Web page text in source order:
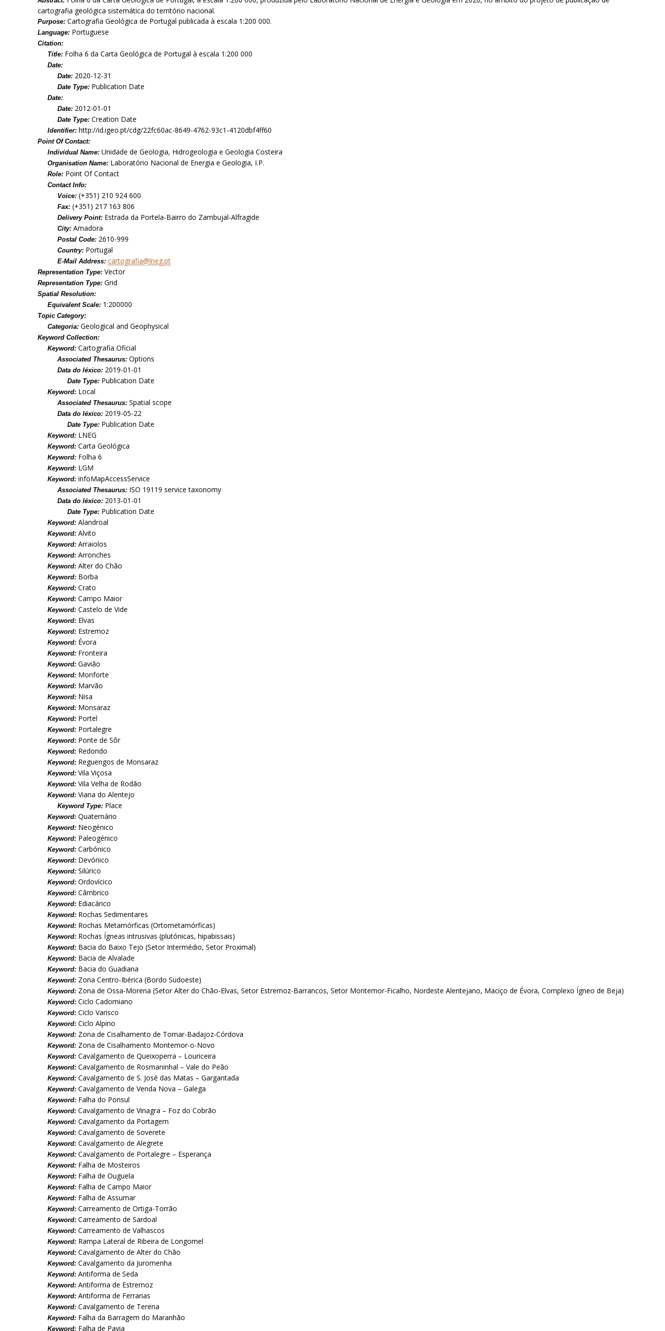
cartografia geológica sistemática do território nacional.
Purpose: Cartografia Geológica de Portugal publicada à escala 1:200 000.
Language: Portuguese
Citation:
Title: Folha 6 da Carta Geológica de Portugal à escala 1:200 000
Date:
Date: 2020-12-31
Date Type: Publication Date
Date:
Date: 2012-01-01
Date Type: Creation Date
Identifier: http://id.igeo.pt/cdg/22fc60ac-8649-4762-93c1-4120dbf4ff60
Point Of Contact:
Individual Name: Unidade de Geologia, Hidrogeologia e Geologia Costeira
Organisation Name: Laboratório Nacional de Energia e Geologia, I.P.
Role: Point Of Contact
Contact Info:
Voice: (+351) 210 924 600
Fax: (+351) 217 163 806
Delivery Point: Estrada da Portela-Bairro do Zambujal-Alfragide
City: Amadora
Postal Code: 2610-999
Country: Portugal
E-Mail Address: cartografia@lneg.pt
Representation Type: Vector
Representation Type: Grid
Spatial Resolution:
Equivalent Scale: 1:200000
Topic Category:
Categoria: Geological and Geophysical
Keyword Collection:
Keyword: Cartografia Oficial
Associated Thesaurus: Options
Data do léxico: 2019-01-01
Date Type: Publication Date
Keyword: Local
Associated Thesaurus: Spatial scope
Data do léxico: 2019-05-22
Date Type: Publication Date
Keyword: LNEG
Keyword: Carta Geológica
Keyword: Folha 6
Keyword: LGM
Keyword: infoMapAccessService
Associated Thesaurus: ISO 19119 service taxonomy
Data do léxico: 2013-01-01
Date Type: Publication Date
Keyword: Alandroal
Keyword: Alvito
Keyword: Arraiolos
Keyword: Arronches
Keyword: Alter do Chão
Keyword: Borba
Keyword: Crato
Keyword: Campo Maior
Keyword: Castelo de Vide
Keyword: Elvas
Keyword: Estremoz
Keyword: Évora
Keyword: Fronteira
Keyword: Gavião
Keyword: Monforte
Keyword: Marvão
Keyword: Nisa
Keyword: Monsaraz
Keyword: Portel
Keyword: Portalegre
Keyword: Ponte de Sôr
Keyword: Redondo
Keyword: Reguengos de Monsaraz
Keyword: Vila Viçosa
Keyword: Vila Velha de Rodão
Keyword: Viana do Alentejo
Keyword Type: Place
Keyword: Quaternário
Keyword: Neogénico
Keyword: Paleogénico
Keyword: Carbónico
Keyword: Devónico
Keyword: Silúrico
Keyword: Ordovícico
Keyword: Câmbrico
Keyword: Ediacárico
Keyword: Rochas Sedimentares
Keyword: Rochas Metamórficas (Ortometamórficas)
Keyword: Rochas Ígneas intrusivas (plutónicas, hipabissais)
Keyword: Bacia do Baixo Tejo (Setor Intermédio, Setor Proximal)
Keyword: Bacia de Alvalade
Keyword: Bacia do Guadiana
Keyword: Zona Centro-Ibérica (Bordo Sudoeste)
Keyword: Zona de Ossa-Morena (Setor Alter do Chão-Elvas, Setor Estremoz-Barrancos, Setor Montemor-Ficalho, Nordeste Alentejano, Maciço de Évora, Complexo Ígneo de Beja)
Keyword: Ciclo Cadomiano
Keyword: Ciclo Varisco
Keyword: Ciclo Alpino
Keyword: Zona de Cisalhamento de Tomar-Badajoz-Córdova
Keyword: Zona de Cisalhamento Montemor-o-Novo
Keyword: Cavalgamento de Queixoperra – Louriceira
Keyword: Cavalgamento de Rosmaninhal – Vale do Peão
Keyword: Cavalgamento de S. José das Matas – Gargantada
Keyword: Cavalgamento de Venda Nova – Galega
Keyword: Falha do Ponsul
Keyword: Cavalgamento de Vinagra – Foz do Cobrão
Keyword: Cavalgamento da Portagem
Keyword: Cavalgamento de Soverete
Keyword: Cavalgamento de Alegrete
Keyword: Cavalgamento de Portalegre – Esperança
Keyword: Falha de Mosteiros
Keyword: Falha de Ouguela
Keyword: Falha de Campo Maior
Keyword: Falha de Assumar
Keyword: Carreamento de Ortiga-Torrão
Keyword: Carreamento de Sardoal
Keyword: Carreamento de Valhascos
Keyword: Rampa Lateral de Ribeira de Longomel
Keyword: Cavalgamento de Alter do Chão
Keyword: Cavalgamento da Juromenha
Keyword: Antiforma de Seda
Keyword: Antiforma de Estremoz
Keyword: Antiforma de Ferrarias
Keyword: Cavalgamento de Terena
Keyword: Falha da Barragem do Maranhão
Keyword: Falha de Pavia